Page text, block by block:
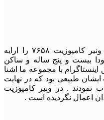
در این صفحه گزارش ، پرونده ونیر کامپوزیت ۷۶۵۸ را ارایه
بیست و پنج ساله و ساکن
با مجموعه ما اشنا
طبیعی بود که در نهایت
نمودند . در ونیر کامپوزیت
اعمال نگردیده است .